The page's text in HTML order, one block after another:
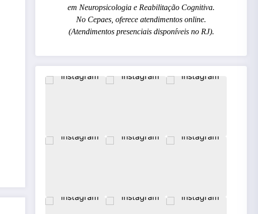
em Neuropsicologia e Reabilitação Cognitiva.
No Cepaes, oferece atendimentos online.
(Atendimentos presenciais disponíveis no RJ).